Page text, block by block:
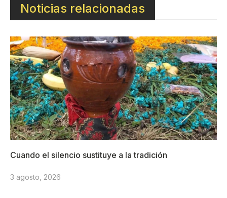
Noticias relacionadas
Cuando el silencio sustituye a la tradición
3 agosto, 2026